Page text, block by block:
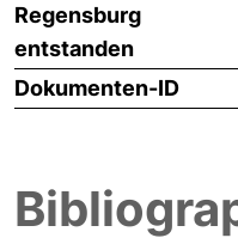
Regensburg
entstanden
Dokumenten-ID